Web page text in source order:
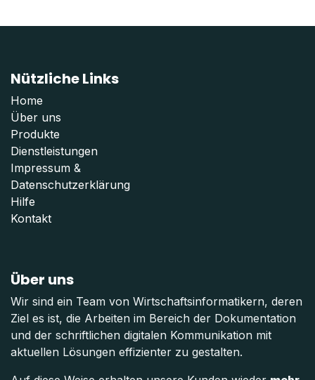
Nützliche Links
Home
Über uns
Produkte
Dienstleistungen
Impressum &
Datenschutzerklärung
Hilfe
Kontakt
Über uns
Wir sind ein Team von Wirtschaftsinformatikern, deren
Ziel es ist, die Arbeiten im Bereich der Dokumentation
und der schriftlichen digitalen Kommunikation mit
aktuellen Lösungen effizienter zu gestalten.